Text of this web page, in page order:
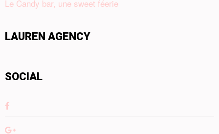
Le Candy bar, une sweet féerie
LAUREN AGENCY
SOCIAL